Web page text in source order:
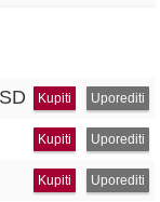
Kupiti Uporediti
Kupiti Uporediti
Kupiti Uporediti